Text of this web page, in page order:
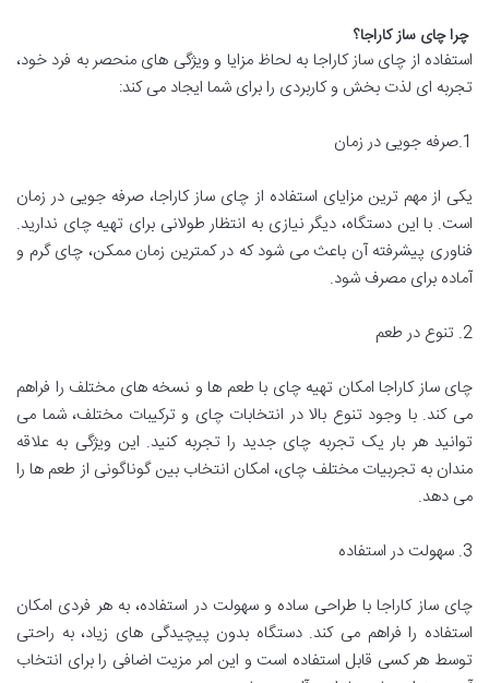
چرا چای ساز کاراجا؟
استفاده از چای ساز کاراجا به لحاظ مزایا و ویژگی های منحصر به فرد خود،
تجربه ای لذت بخش و کاربردی را برای شما ایجاد می کند:
1.صرفه جویی در زمان
یکی از مهم ترین مزایای استفاده از چای ساز کاراجا، صرفه جویی در زمان
است. با این دستگاه، دیگر نیازی به انتظار طولانی برای تهیه چای ندارید.
فناوری پیشرفته آن باعث می شود که در کمترین زمان ممکن، چای گرم و
آماده برای مصرف شود.
2. تنوع در طعم
چای ساز کاراجا امکان تهیه چای با طعم ها و نسخه های مختلف را فراهم
می کند. با وجود تنوع بالا در انتخابات چای و ترکیبات مختلف، شما می
توانید هر بار یک تجربه چای جدید را تجربه کنید. این ویژگی به علاقه
مندان به تجربیات مختلف چای، امکان انتخاب بین گوناگونی از طعم ها را
می دهد.
3. سهولت در استفاده
چای ساز کاراجا با طراحی ساده و سهولت در استفاده، به هر فردی امکان
استفاده را فراهم می کند. دستگاه بدون پیچیدگی های زیاد، به راحتی
توسط هر کسی قابل استفاده است و این امر مزیت اضافی را برای انتخاب